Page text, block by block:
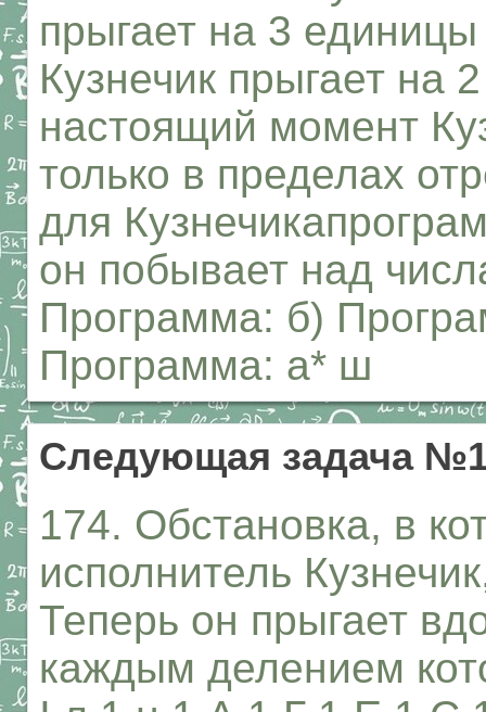
прыгает на 3
Кузнечик прыгает на
настоящий момент
только в пределах
для
он побывает над
Программа: б)
Программа: а* ш
Следующая задача
174. Обстановка, в
исполнитель
Теперь он прыгает
каждым делением